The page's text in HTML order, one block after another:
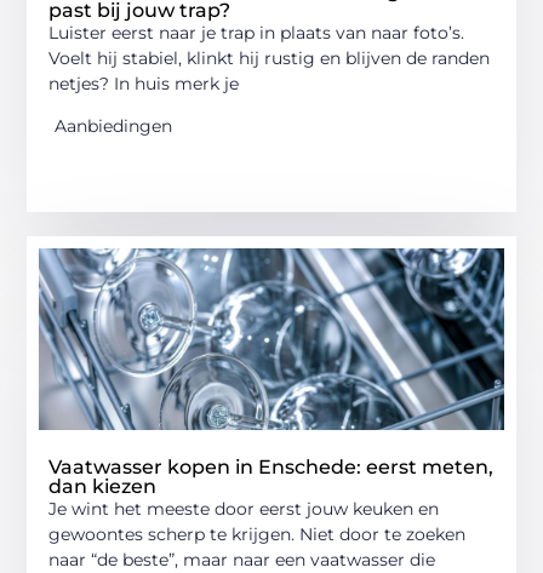
past bij jouw trap?
Luister eerst naar je trap in plaats van naar foto’s.
Voelt hij stabiel, klinkt hij rustig en blijven de randen
netjes? In huis merk je
Aanbiedingen
Vaatwasser kopen in Enschede: eerst meten,
dan kiezen
Je wint het meeste door eerst jouw keuken en
gewoontes scherp te krijgen. Niet door te zoeken
naar “de beste”, maar naar een vaatwasser die